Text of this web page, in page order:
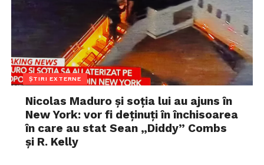
ȘTIRI EXTERNE
Nicolas Maduro și soția lui au ajuns în
New York: vor fi deținuți în închisoarea
în care au stat Sean „Diddy” Combs
și R. Kelly